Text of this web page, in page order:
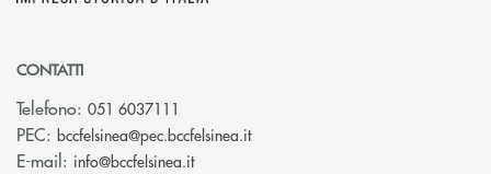
CONTATTI
Telefono: 051 6037111
PEC: bccfelsinea@pec.bccfelsinea.it(si apre l’app di posta
E-mail: info@bccfelsinea.it(si apre l’app di posta elettronica)